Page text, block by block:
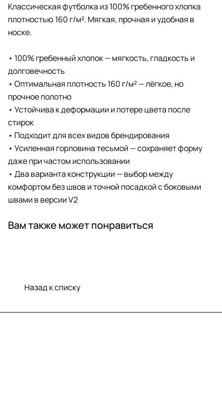
Классическая футболка из 100% гребенного хлопка
плотностью 160 г/м². Мягкая, прочная и удобная в
носке.
• 100% гребенный хлопок — мягкость, гладкость и
долговечность
• Оптимальная плотность 160 г/м² — лёгкое, но
прочное полотно
• Устойчива к деформации и потере цвета после
стирок
• Подходит для всех видов брендирования
• Усиленная горловина тесьмой — сохраняет форму
даже при частом использовании
• Два варианта конструкции — выбор между
комфортом без швов и точной посадкой с боковыми
швами в версии V2
Вам также может понравиться
Назад к списку